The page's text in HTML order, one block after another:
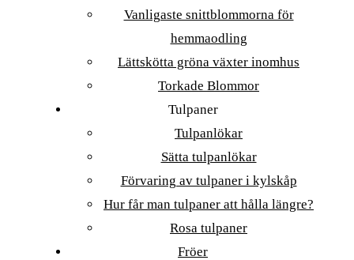
Vanligaste snittblommorna för
hemmaodling
Lättskötta gröna växter inomhus
Torkade Blommor
Tulpaner
Tulpanlökar
Sätta tulpanlökar
Förvaring av tulpaner i kylskåp
Hur får man tulpaner att hålla längre?
Rosa tulpaner
Fröer